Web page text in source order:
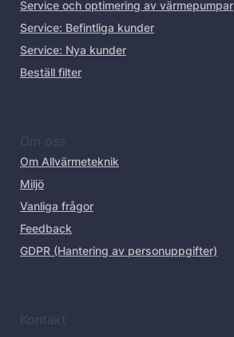
Service och optimering av värmepumpar
Service: Befintliga kunder
Service: Nya kunder
Beställ filter
Om oss
Om Allvärmeteknik
Miljö
Vanliga frågor
Feedback
GDPR (Hantering av personuppgifter)
Kontakt